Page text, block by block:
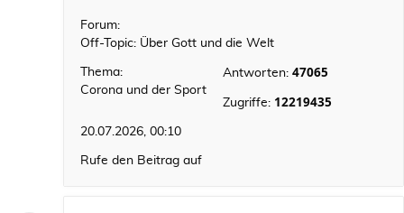
Forum:
Off-Topic: Über Gott und die Welt
Thema:
Corona und der Sport
Antworten: 47065
Zugriffe: 12219435
20.07.2026, 00:10
Rufe den Beitrag auf